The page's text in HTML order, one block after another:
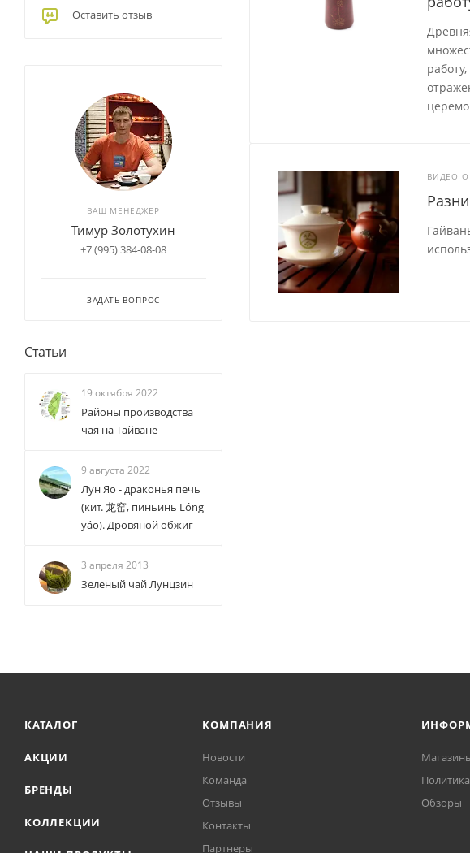
ВИДЕО
Оставить отзыв
ВАШ МЕНЕДЖЕР
Тимур Золотухин
+7 (995) 384-08-08
ЗАДАТЬ ВОПРОС
Статьи
19 октября 2022
Районы производства
чая на Тайване
9 августа 2022
Лун Яо - драконья печь
(кит. 龙窑, пиньинь Lóng
yáo). Дровяной обжиг
3 апреля 2013
Зеленый чай Лунцзин
КАТАЛОГ
АКЦИИ
БРЕНДЫ
КОЛЛЕКЦИИ
КОМПАНИЯ
Новости
Команда
Отзывы
Контакты
Партнеры
Обзоры